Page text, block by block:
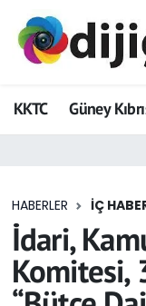
KKTC Güney
HABERLER İÇ
İdari,
Komitesi,
Dijigazete
Eğitim
Ekonomi
Foto Galeri
Hava
Trafik
Tüm
Son Dakika
Haber Arşivi